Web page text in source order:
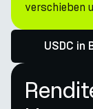
verschieben
USDC in